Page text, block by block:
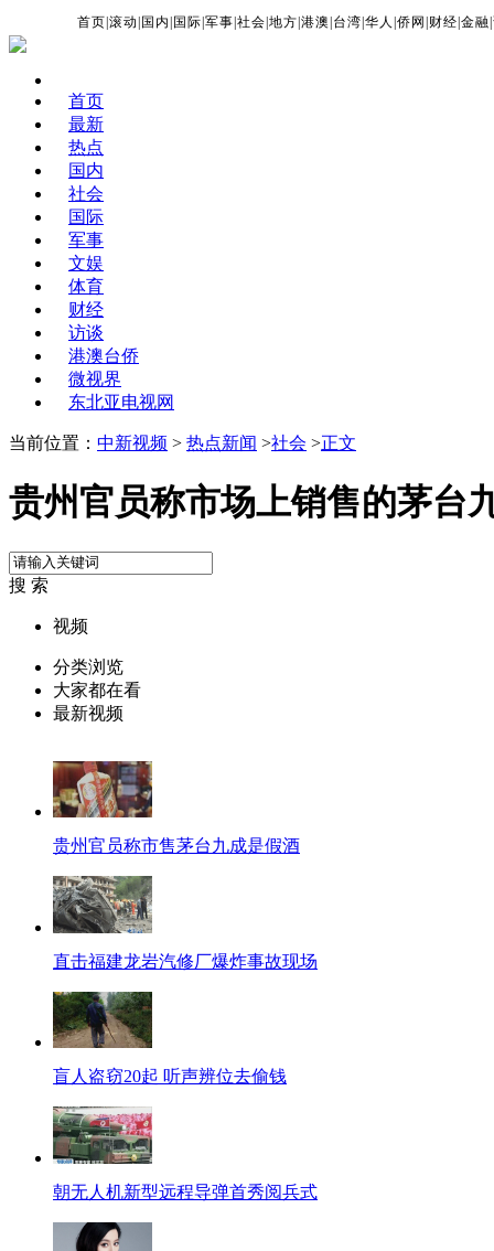
首页 |滚动 国内 国际 |军事 |社会 |地方 |港澳 台湾 |华人 |侨网 财经 |金融 |
首页
最新
热点
国内
社会
国际
军事
文娱
体育
财经
访谈
港澳台侨
微视界
东北亚电视网
当前位置： 中新视频 > 热点新闻 >社会 >正文
贵州官员称市场上销售的茅台
搜 索
视频
分类浏览
大家都在看
最新视频
贵州官员称市售茅台九成是假酒
直击福建龙岩汽修厂爆炸事故现场
盲人盗窃20起 听声辨位去偷钱
朝无人机新型远程导弹首秀阅兵式